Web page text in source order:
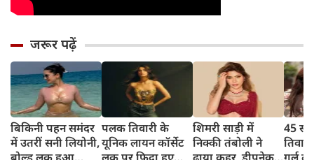
जरूर पढ़ें
बिकिनी पहन समंदर
में उतरीं सनी लियोनी,
बोल्ड लुक हुआ
पलक तिवारी के
यूनिक लायन कॉर्सेट
लुक पर फिदा हुए
शिमरी साड़ी में
निक्की तंबोली ने
ढाया कहर, डीपनेक
45
गर्ल